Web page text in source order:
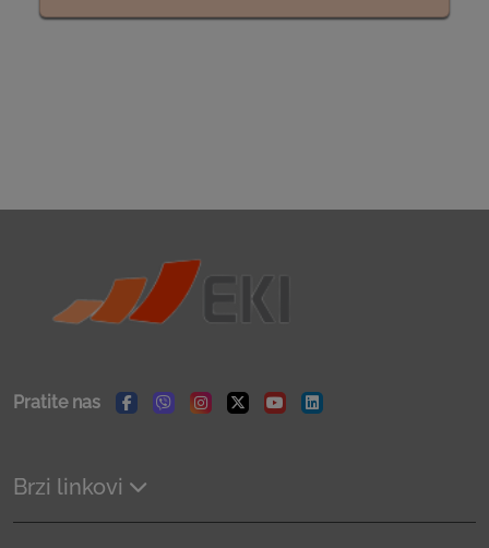
Pratite nas
Facebook
ViberInstagram
TwitterYoutubeLinkedin
Brzi linkovi